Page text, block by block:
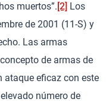
muertos”. [2] Los
de 2001 (11-S) y
Las armas
de armas de
ataque eficaz con este
número de